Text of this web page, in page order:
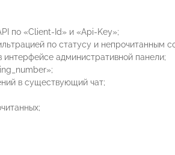
по «Client-Id» и «Api-Key»;
по статусу и непрочитанным
интерфейсе административной панели;
в существующий чат;